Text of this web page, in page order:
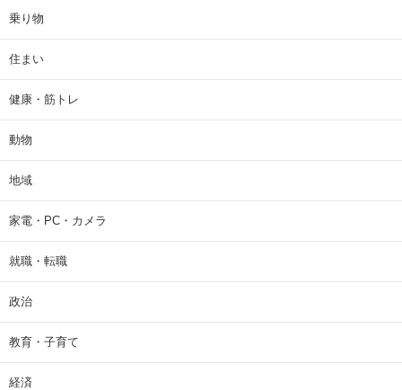
乗り物
住まい
健康・筋トレ
動物
地域
家電・PC・カメラ
就職・転職
政治
教育・子育て
経済